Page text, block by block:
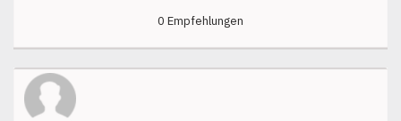
0 Empfehlungen